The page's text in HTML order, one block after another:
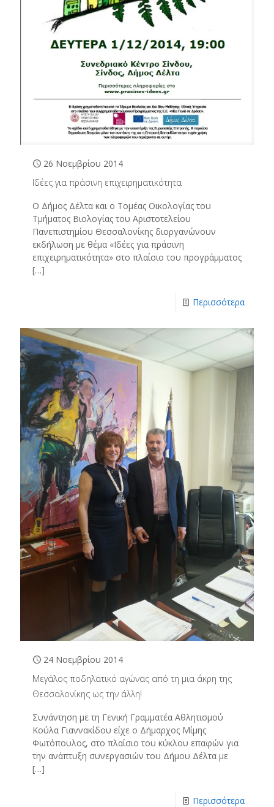
26 Νοεμβρίου 2014
Ιδέες για πράσινη επιχειρηματικότητα
Ο Δήμος Δέλτα και ο Τομέας Οικολογίας του
Τμήματος Βιολογίας του Αριστοτελείου
Πανεπιστημίου Θεσσαλονίκης διοργανώνουν
εκδήλωση με θέμα «Ιδέες για πράσινη
επιχειρηματικότητα» στο πλαίσιο του προγράμματος
[…]
Περισσότερα
24 Νοεμβρίου 2014
Μεγάλος ποδηλατικό αγώνας από τη μια άκρη της
Θεσσαλονίκης ως την άλλη!
Συνάντηση με τη Γενική Γραμματέα Αθλητισμού
Κούλα Γιαννακίδου είχε ο Δήμαρχος Μίμης
Φωτόπουλος, στο πλαίσιο του κύκλου επαφών για
την ανάπτυξη συνεργασιών του Δήμου Δέλτα με
[…]
Περισσότερα